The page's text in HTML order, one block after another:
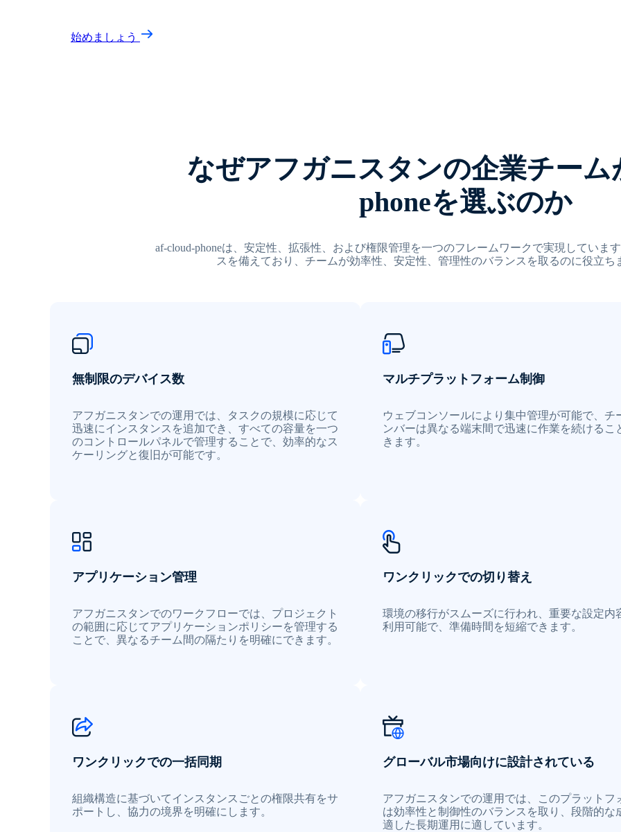
始めましょう
なぜアフガニスタンの企業チーム
phoneを選ぶのか
af-cloud-phoneは、安定性、拡張性、および権限管理を一つのフレームワークで実現していま
スを備えており、チームが効率性、安定性、管理性のバランスを取るのに役立ち
無制限のデバイス数
アフガニスタンでの運用では、タスクの規模に応じて
迅速にインスタンスを追加でき、すべての容量を一つ
のコントロールパネルで管理することで、効率的なス
ケーリングと復旧が可能です。
マルチプラットフォーム制御
ウェブコンソールにより集中管理が可能で、チ
ンバーは異なる端末間で迅速に作業を続けるこ
きます。
アプリケーション管理
アフガニスタンでのワークフローでは、プロジェクト
の範囲に応じてアプリケーションポリシーを管理する
ことで、異なるチーム間の隔たりを明確にできます。
ワンクリックでの切り替え
環境の移行がスムーズに行われ、重要な設定内
利用可能で、準備時間を短縮できます。
ワンクリックでの一括同期
組織構造に基づいてインスタンスごとの権限共有をサ
ポートし、協力の境界を明確にします。
グローバル市場向けに設計されている
アフガニスタンでの運用では、このプラットフ
は効率性と制御性のバランスを取り、段階的な
適した長期運用に適しています。